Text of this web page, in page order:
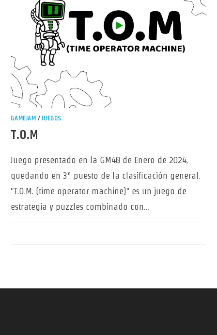
GAMEJAM /JUEGOS
T.O.M
Juego presentado en la GM48 de Enero de 2024,
quedando en 3º puesto de la clasificación general.
"T.O.M. (time operator machine)" es un juego de
estrategia y puzzles combinado con…